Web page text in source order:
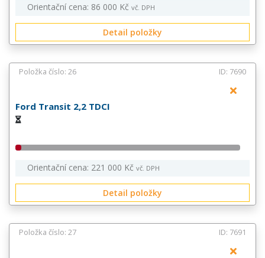
Orientační cena: 86 000 Kč vč. DPH
Detail položky
Položka číslo: 26 ID: 7690
Ford Transit 2,2 TDCI
Orientační cena: 221 000 Kč vč. DPH
Detail položky
Položka číslo: 27 ID: 7691